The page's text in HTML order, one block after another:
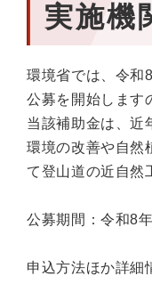
実施機
環境省では、令和
公募を開始します
当該補助金は、近
環境の改善や自然
て登山道の近自然
公募期間：令和8
申込方法ほか詳細